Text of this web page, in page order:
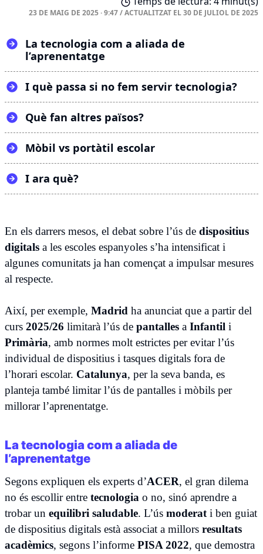
23 DE MAIG DE 2025 · 9:47/ACTUALITZAT EL30 DE JULIOL DE 2025
La tecnologia com a aliada de
l’aprenentatge
I què passa si no fem servir tecnologia?
Què fan altres països?
Mòbil vs portàtil escolar
I ara què?
En els darrers mesos, el debat sobre l’ús de dispositius
digitals a les escoles espanyoles s’ha intensificat i
algunes comunitats ja han començat a impulsar mesures
al respecte.
Així, per exemple, Madrid ha anunciat que a partir del
curs 2025/26 limitarà l’ús de pantalles a Infantil i
Primària, amb normes molt estrictes per evitar l’ús
individual de dispositius i tasques digitals fora de
l’horari escolar. Catalunya, per la seva banda, es
planteja també limitar l’ús de pantalles i mòbils per
millorar l’aprenentatge.
La tecnologia com a aliada de
l’aprenentatge
Segons expliquen els experts d’ACER, el gran dilema
no és escollir entre tecnologia o no, sinó aprendre a
trobar un equilibri saludable. L’ús moderat i ben guiat
de dispositius digitals està associat a millors resultats
acadèmics, segons l’informe PISA 2022, que demostra